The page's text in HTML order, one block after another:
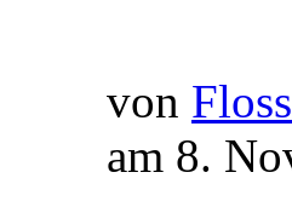
von
am 8.